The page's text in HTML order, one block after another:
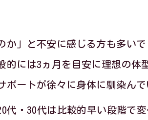
年代別効果と実際の変化例
ぼダイエットの体験談を紹介
つぼダイエットの成功ポイント
的な耳つぼダイエットの工夫
年齢に応じた悩みを解決する方
」と不安に感じる方も多い
には3ヵ月を目安に理想の体
ートが徐々に身体に馴染んで
・30代は比較的早い段階で